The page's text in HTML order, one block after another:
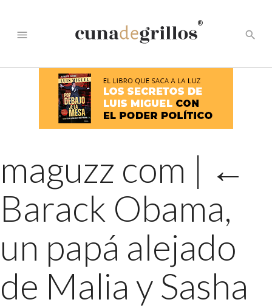
menu
®
search
maguzz com | ←
Barack Obama,
un papá alejado
de Malia y Sasha